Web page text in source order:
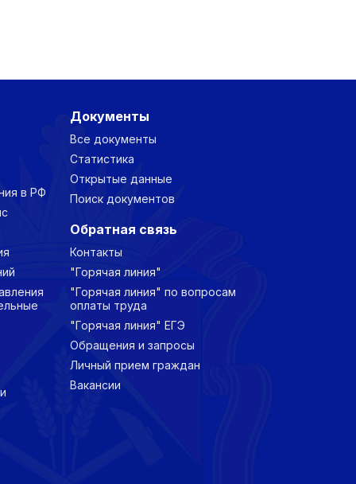
в РФ
Документы
Все документы
Статистика
Открытые данные
Поиск документов
Обратная связь
Контакты
"Горячая линия"
"Горячая линия" по вопросам
оплаты труда
"Горячая линия" ЕГЭ
Обращения и запросы
Личный прием граждан
Вакансии